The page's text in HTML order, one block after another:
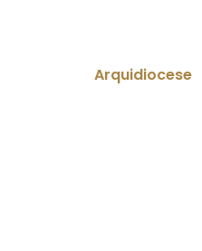
Arquidiocese